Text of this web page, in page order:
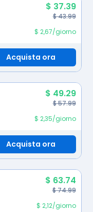
$ 37.39
$ 43.99
$ 2,67/giorno
Acquista ora
$ 49.29
$ 57.99
$ 2,35/giorno
Acquista ora
$ 63.74
$ 74.99
$ 2,12/giorno